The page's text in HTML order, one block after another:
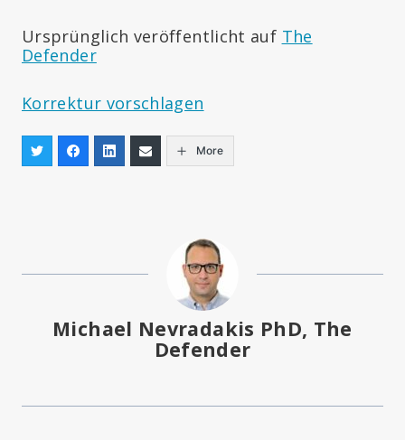
Ursprünglich veröffentlicht auf The
Defender
Korrektur vorschlagen
More
Michael Nevradakis PhD, The
Defender